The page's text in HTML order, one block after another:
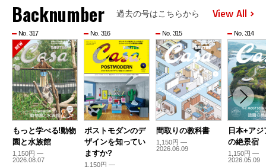
Backnumber 過去の号はこちらから View All
No. 317
もっと学べる!動物
園と水族館
1,150円 —
2026.08.07
No. 316
ポストモダンのデ
ザインを知ってい
ますか?
1,150円 —
No. 315
間取りの教科書
1,150円 —
2026.06.09
No. 314
日本+アジ
の絶景宿
1,150円 —
2026.05.09